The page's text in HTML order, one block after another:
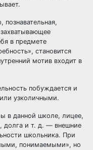
в предмете
становится
мотив входит в
побуждается и
узколичными.
в данной школе, лицее,
долга и т. д. — внешние
школьника. При
понимаемыми», но